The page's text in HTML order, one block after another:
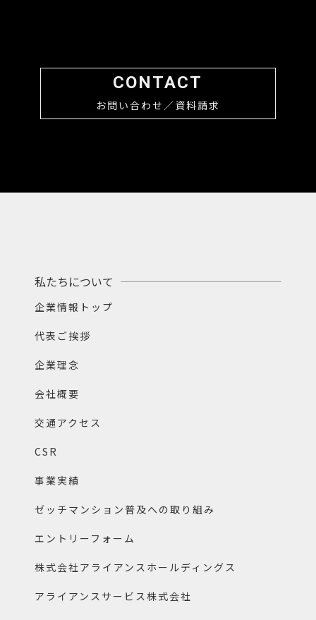
CONTACT
お問い合わせ／資料請求
私たちについて
企業情報トップ
代表ご挨拶
企業理念
会社概要
交通アクセス
CSR
事業実績
ゼッチマンション普及への取り組み
エントリーフォーム
株式会社アライアンスホールディングス
アライアンスサービス株式会社